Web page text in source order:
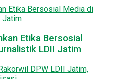
Etika Bersosial
LDII Jatim